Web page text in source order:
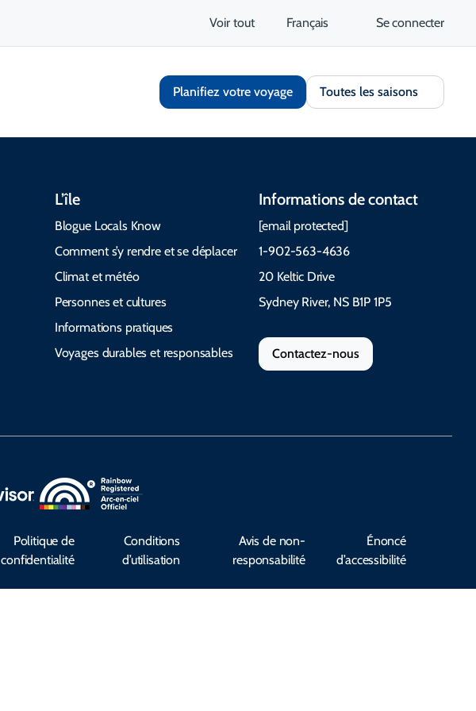
Voir tout Français Se connecter
Planifiez votre voyage Toutes les saisons
L’île
Blogue Locals Know
Comment s’y rendre et se déplacer
Climat et météo
Personnes et cultures
Informations pratiques
Voyages durables et responsables
Informations de contact
[email protected]
1-902-563-4636
20 Keltic Drive
Sydney River, NS B1P 1P5
Contactez-nous
Politique de
confidentialité
Conditions
d’utilisation
Avis de non-
responsabilité
Énoncé
d’accessibilité